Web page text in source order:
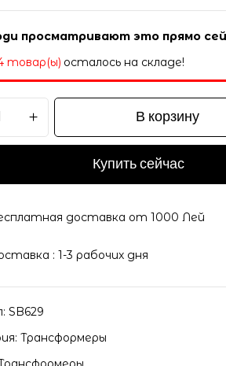
просматривают это прямо
товар(ы) осталось на складе!
В корзину
Купить сейчас
доставка от 1000 Лей
: 1-3 рабочих дня
SB629
Трансформеры